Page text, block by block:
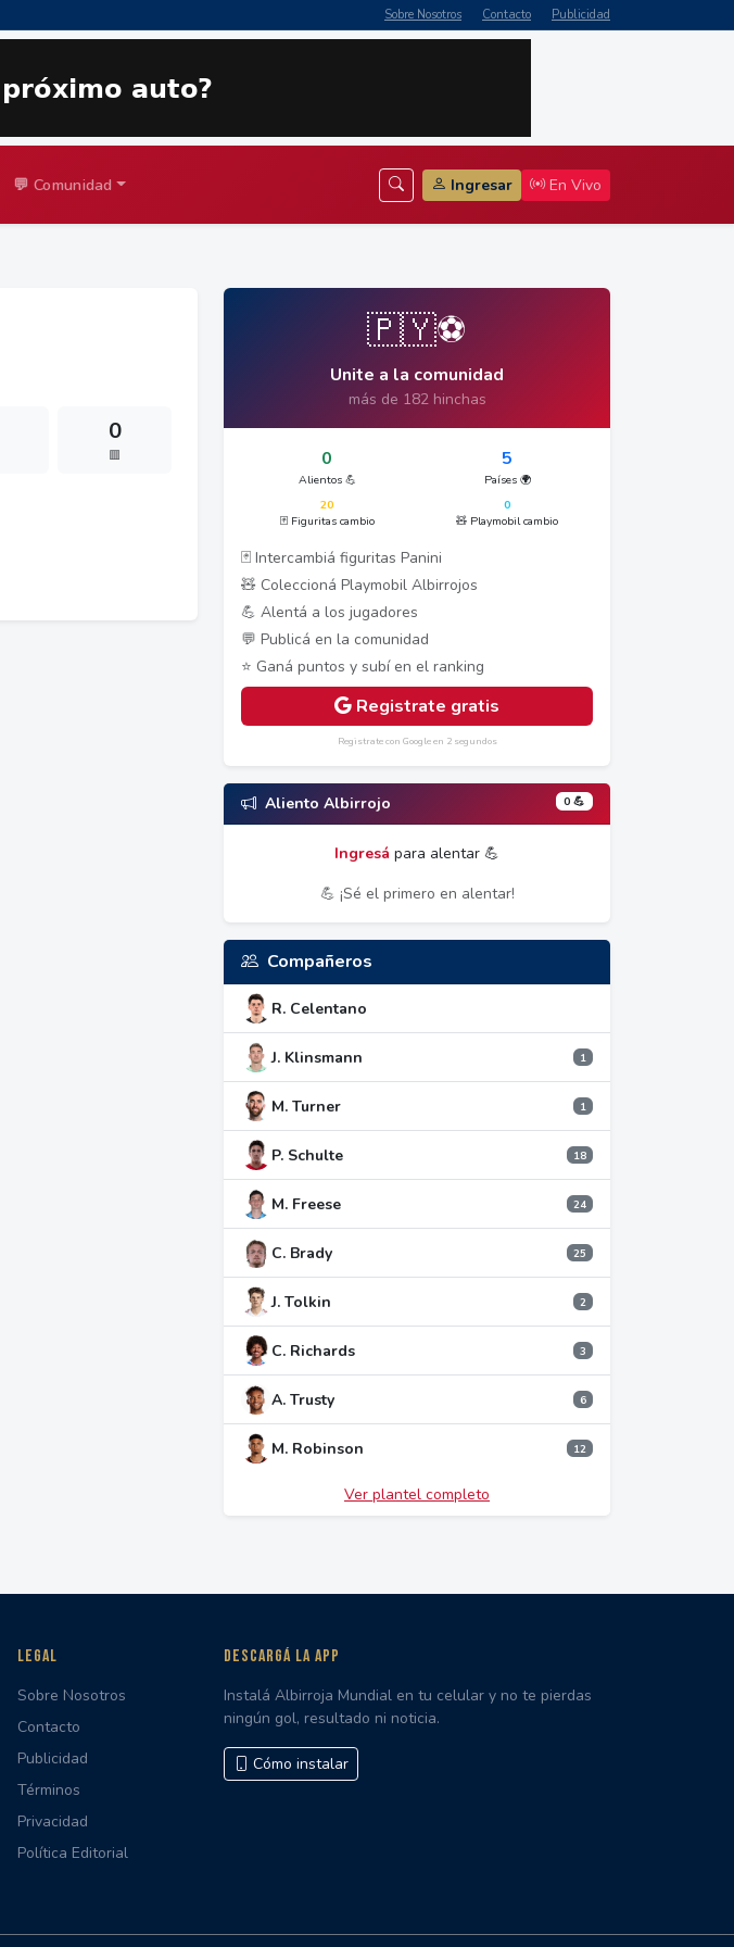
Sobre Nosotros Contacto Publicidad
💬 Comunidad Ingresar En Vivo
0
🟥
🇵🇾⚽
Unite a la comunidad
más de 182 hinchas
0
Alientos 💪
5
Países 🌍
20
🃏 Figuritas cambio
0
🧸 Playmobil cambio
🃏 Intercambiá figuritas Panini
🧸 Coleccioná Playmobil Albirrojos
💪 Alentá a los jugadores
💬 Publicá en la comunidad
⭐ Ganá puntos y subí en el ranking
Registrate gratis
Registrate con Google en 2 segundos
Aliento Albirrojo 0 💪
Ingresá para alentar 💪
💪 ¡Sé el primero en alentar!
Compañeros
R. Celentano
J. Klinsmann 1
M. Turner 1
P. Schulte 18
M. Freese 24
C. Brady 25
J. Tolkin 2
C. Richards 3
A. Trusty 6
M. Robinson 12
Ver plantel completo
LEGAL
Sobre Nosotros
Contacto
Publicidad
Términos
Privacidad
Política Editorial
DESCARGÁ LA APP
Instalá Albirroja Mundial en tu celular y no te pierdas
ningún gol, resultado ni noticia.
Cómo instalar